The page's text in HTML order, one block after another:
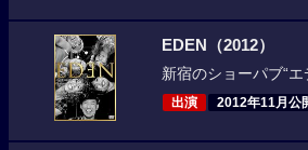
EDEN（2012）
新宿のショーパブ“エ
出演 2012年11月公